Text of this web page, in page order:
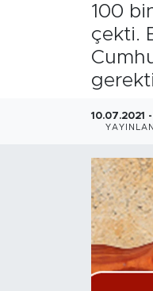
100
çekti.
10.07.2021
Yazıhan